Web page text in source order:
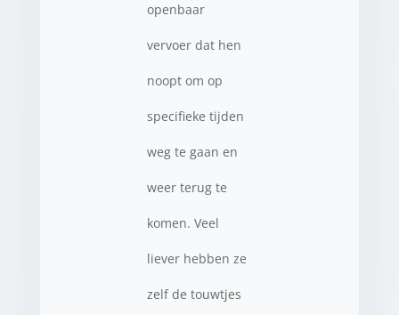
openbaar
vervoer dat hen
noopt om op
specifieke tijden
weg te gaan en
weer terug te
komen. Veel
liever hebben ze
zelf de touwtjes